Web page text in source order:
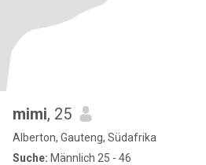
mimi, 25
Alberton, Gauteng, Südafrika
Suche: Männlich 25 - 46